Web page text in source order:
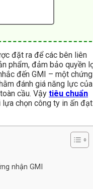
đặt ra để các bên liên
phẩm, đảm bảo quyền
đến GMI – một chứng
đánh giá năng lực của
cầu. Vậy tiêu chuẩn
lựa chọn công ty in ấn đạt
nhận GMI